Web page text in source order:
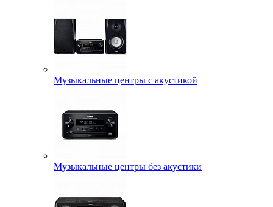
Музыкальные центры с акустикой
Музыкальные центры без акустики